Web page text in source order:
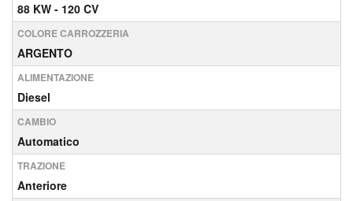
88 KW - 120 CV
COLORE CARROZZERIA
ARGENTO
ALIMENTAZIONE
Diesel
CAMBIO
Automatico
TRAZIONE
Anteriore